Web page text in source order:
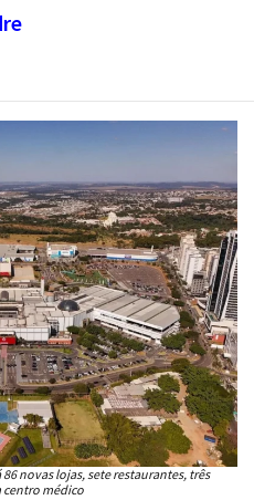
novas lojas, sete restaurantes, três
centro médico